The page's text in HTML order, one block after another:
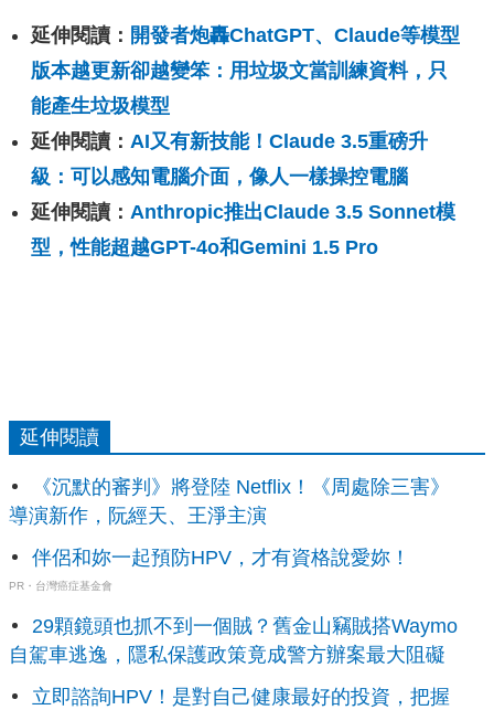
延伸閱讀： 開發者炮轟ChatGPT、Claude等模型
版本越更新卻越變笨：用垃圾文當訓練資料，只
能產生垃圾模型
延伸閱讀： AI又有新技能！Claude 3.5重磅升
級：可以感知電腦介面，像人一樣操控電腦
延伸閱讀： Anthropic推出Claude 3.5 Sonnet模
型，性能超越GPT-4o和Gemini 1.5 Pro
延伸閱讀
《沉默的審判》將登陸 Netflix！《周處除三害》
導演新作，阮經天、王淨主演
伴侶和妳一起預防HPV，才有資格說愛妳！
PR・台灣癌症基金會
29顆鏡頭也抓不到一個賊？舊金山竊賊搭Waymo
自駕車逃逸，隱私保護政策竟成警方辦案最大阻礙
立即諮詢HPV！是對自己健康最好的投資，把握